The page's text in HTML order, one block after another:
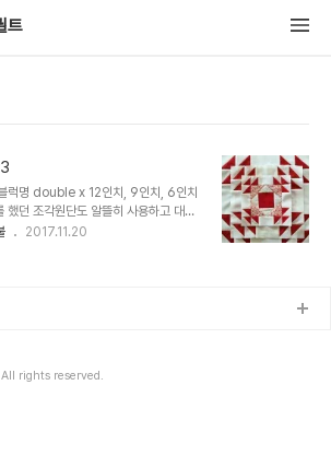
트
럭명 double x 12인치, 9인치, 6인치
했던 조각원단도 알뜰히 사용하고 대각
고 박은 후 시접 잘라내기 방향대로 잘
2017.11.20
rights reserved.